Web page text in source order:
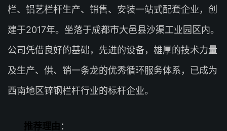
栏、铝艺栏杆生产、销售、安装一站式配套企业，创
建于2017年。坐落于成都市大邑县沙渠工业园区内。
公司凭借良好的基础，先进的设备，雄厚的技术力量
及生产、供、销一条龙的优秀循环服务体系，已成为
西南地区锌钢栏杆行业的标杆企业。
推荐理由 ：